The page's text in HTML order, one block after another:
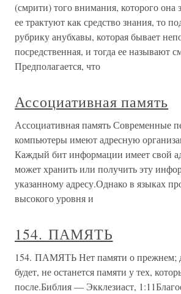
(смрити) того внимания, которого она
ее трактуют как средство знания, то
рубрику анубхавы, которая бывает
посредственная, и тогда ее называют
Предполагается, что
Ассоциативная память
Ассоциативная память Современные
компьютеры имеют адресную
Каждый бит информации имеет свой
может хранить или получить эту
указанному адресу.Однако в языках
высокого уровня и
154. ПАМЯТЬ
154. ПАМЯТЬ Нет памяти о прежнем;
будет, не останется памяти у тех,
после.Библия — Экклезиаст,